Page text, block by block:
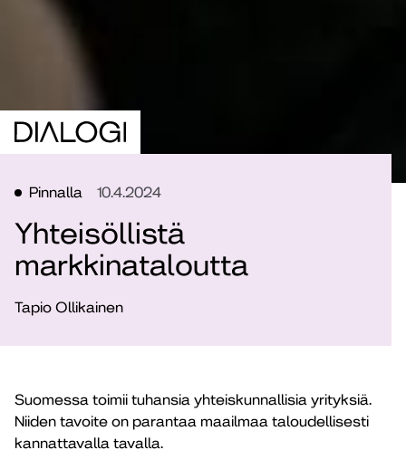
Pinnalla 10.4.2024
Yhteisöllistä
markkinataloutta
Tapio Ollikainen
Suomessa toimii tuhansia yhteiskunnallisia yrityksiä.
Niiden tavoite on parantaa maailmaa taloudellisesti
kannattavalla tavalla.